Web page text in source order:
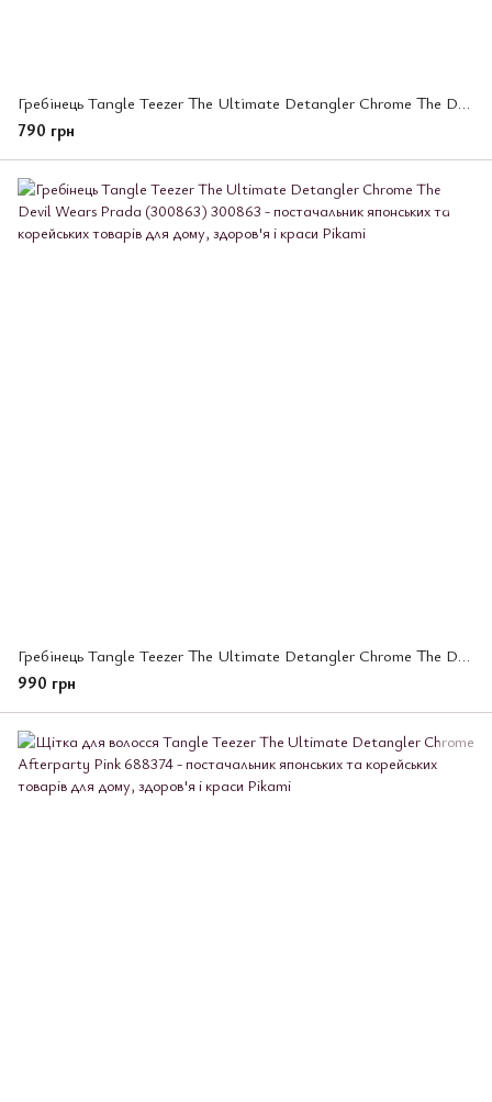
Гребінець Tangle Teezer The Ultimate Detangler Chrome The Devil Wears Prada (300887)
790 грн
Гребінець Tangle Teezer The Ultimate Detangler Chrome The Devil Wears Prada (300863)
990 грн